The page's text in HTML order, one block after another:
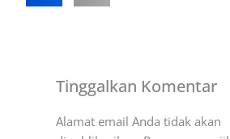
Tinggalkan Komentar
Alamat email Anda tidak akan